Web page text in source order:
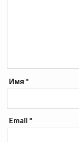
Имя*
Email*